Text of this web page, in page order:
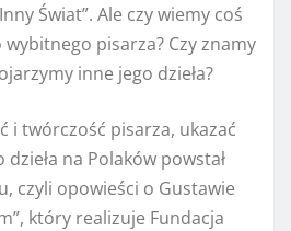
Świat”. Ale czy wiemy coś
pisarza? Czy znamy
inne jego dzieła?
i twórczość pisarza, ukazać
dzieła na Polaków powstał
czyli opowieści o Gustawie
który realizuje Fundacja